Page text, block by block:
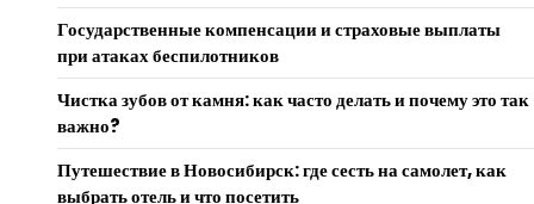
Государственные компенсации и страховые выплаты
при атаках беспилотников
Чистка зубов от камня: как часто делать и почему это так
важно?
Путешествие в Новосибирск: где сесть на самолет, как
выбрать отель и что посетить